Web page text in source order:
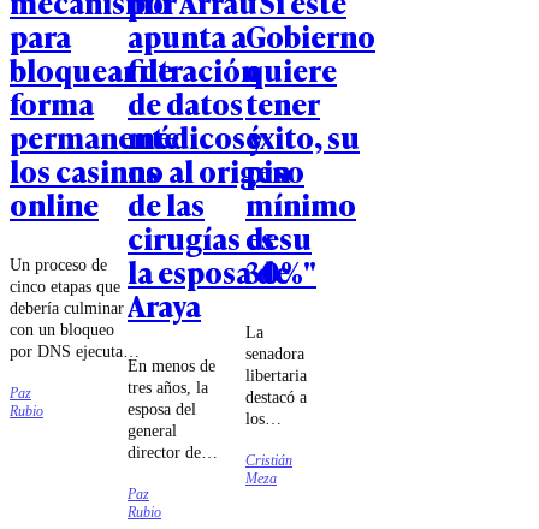
para
bloquear de
forma
permanente
los casinos
online
Un proceso de
cinco etapas que
debería culminar
con un bloqueo
por DNS ejecutado
por las compañías
de
telecomunicaciones
Paz
Rubio
apunta a
filtración
de datos
médicos y
no al origen
de las
cirugías de
la esposa de
Araya
En menos de
tres años, la
esposa del
general
director de
se sometió a
cuatro
Paz
Rubio
Gobierno
quiere
tener
éxito, su
piso
mínimo
es su
30%"
La
senadora
libertaria
destacó a
los
Jorge
Quiroz e
Cristián
Meza